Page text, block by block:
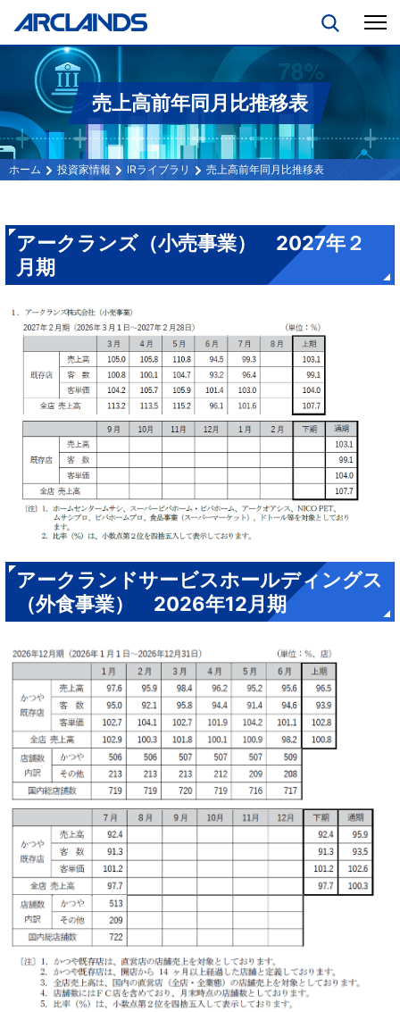
投資家情報 IRライブラリ 売上高前年同月比推移表
売上高前年同月比推移表
アークランズ（小売事業） 2027年２
月期
アークランドサービスホールディングス
（外食事業） 2026年12月期